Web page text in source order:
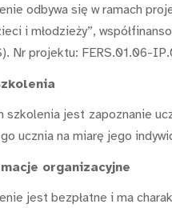
odbywa się w ramach
i młodzieży”,
Nr projektu: FERS.01.06-
szkolenia jest zapoznanie
ucznia na miarę jego
organizacyjne
jest bezpłatne i ma